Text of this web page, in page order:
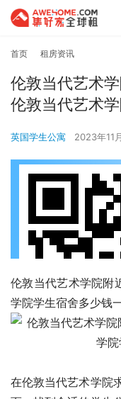
首页 租房资讯
伦敦当代艺术
伦敦当代艺术
英国学生公寓 2023年11
伦敦当代艺术学院附
学院学生宿舍多少钱
在伦敦当代艺术学院